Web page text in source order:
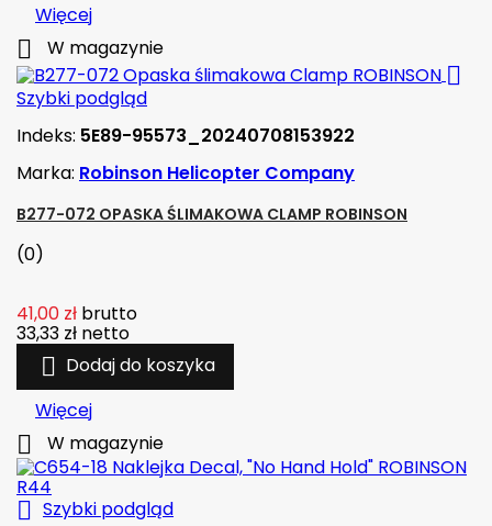
Więcej
 W magazynie

Szybki podgląd
Indeks: 5E89-95573_20240708153922
Marka: Robinson Helicopter Company
B277-072 OPASKA ŚLIMAKOWA CLAMP ROBINSON
(0)
41,00 zł brutto
33,33 zł netto
 Dodaj do koszyka
Więcej
 W magazynie
 Szybki podgląd